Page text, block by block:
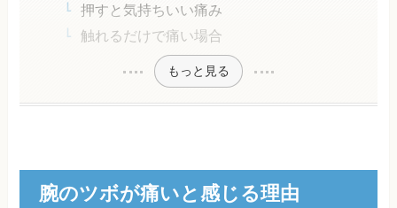
押すと気持ちいい痛み
触れるだけで痛い場合
もっと見る
腕のツボが痛いと感じる理由